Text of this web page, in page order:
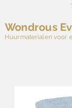
Wondrous
Huurmaterialen voor